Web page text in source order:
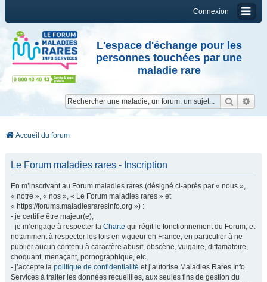
Connexion
L'espace d'échange pour les
personnes touchées par une
maladie rare
Accueil du forum
Le Forum maladies rares - Inscription
En m’inscrivant au Forum maladies rares (désigné ci-après par « nous »,
« notre », « nos », « Le Forum maladies rares » et
« https://forums.maladiesraresinfo.org ») :
- je certifie être majeur(e),
- je m’engage à respecter la Charte qui régit le fonctionnement du Forum, et
notamment à respecter les lois en vigueur en France, en particulier à ne
publier aucun contenu à caractère abusif, obscène, vulgaire, diffamatoire,
choquant, menaçant, pornographique, etc,
- j’accepte la politique de confidentialité et j’autorise Maladies Rares Info
Services à traiter les données recueillies, aux seules fins de gestion du